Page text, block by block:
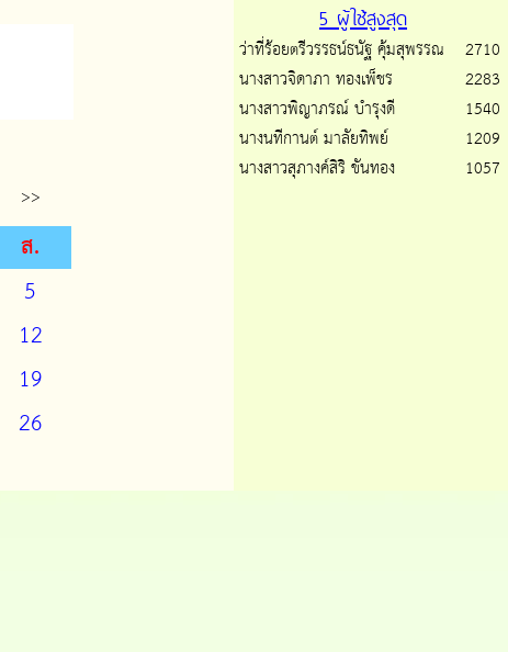
>>
ส.
5
12
19
26
5 ผู้ใช้สูงสุด
ว่าที่ร้อยตรีวรรธน์ธนัฐ คุ้มสุพรรณ
2710
นางสาวจิดาภา ทองเพ็ชร
2283
นางสาวพิญาภรณ์ บำรุงดี
1540
นางนทีกานต์ มาลัยทิพย์
1209
นางสาวสุภางค์สิริ ขันทอง
1057